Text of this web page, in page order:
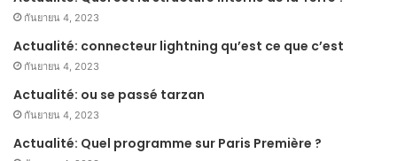
กันยายน 4, 2023
Actualité: connecteur lightning qu’est ce que c’est
กันยายน 4, 2023
Actualité: ou se passé tarzan
กันยายน 4, 2023
Actualité: Quel programme sur Paris Première ?